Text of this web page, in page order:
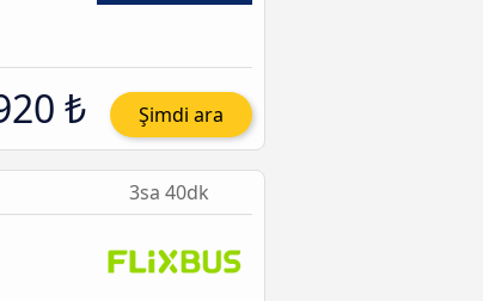
₺ Şimdi ara
3sa 40dk